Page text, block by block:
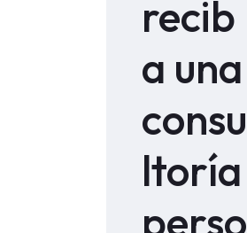
recib
a una
consu
ltoría
perso